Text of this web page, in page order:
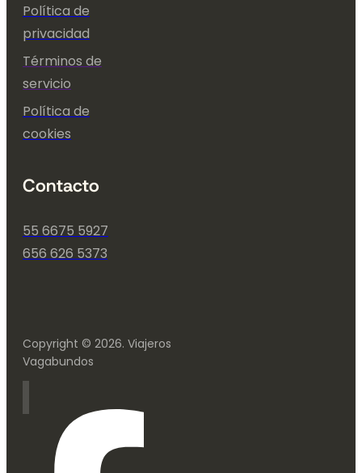
Política de
privacidad
Términos de
servicio
Política de
cookies
Contacto
55 6675 5927
656 626 5373
Copyright © 2026. Viajeros
Vagabundos